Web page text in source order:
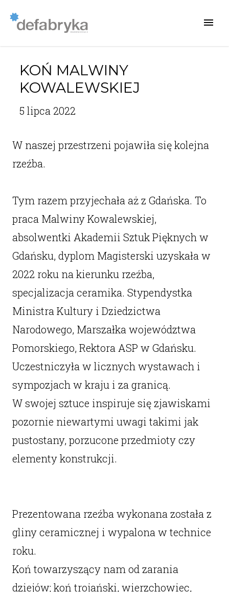
KOŃ MALWINY
KOWALEWSKIEJ
5 lipca 2022
W naszej przestrzeni pojawiła się kolejna
rzeźba.
Tym razem przyjechała aż z Gdańska. To
praca Malwiny Kowalewskiej,
absolwentki Akademii Sztuk Pięknych w
Gdańsku, dyplom Magisterski uzyskała w
2022 roku na kierunku rzeźba,
specjalizacja ceramika. Stypendystka
Ministra Kultury i Dziedzictwa
Narodowego, Marszałka województwa
Pomorskiego, Rektora ASP w Gdańsku.
Uczestniczyła w licznych wystawach i
sympozjach w kraju i za granicą.
W swojej sztuce inspiruje się zjawiskami
pozornie niewartymi uwagi takimi jak
pustostany, porzucone przedmioty czy
elementy konstrukcji.
Prezentowana rzeźba wykonana została z
gliny ceramicznej i wypalona w technice
roku.
Koń towarzyszący nam od zarania
dziejów; koń trojański, wierzchowiec,